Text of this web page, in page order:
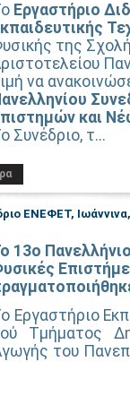
Εργαστήριο
της
να
και
Συνέδριο, τ...
ΕΝΕΦΕΤ,
13ο
Εργαστήριο
Τμήματος
του